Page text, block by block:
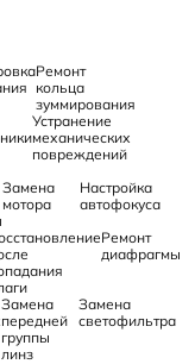
Ремонт
кольца
зуммирования
Устранение
механических
повреждений
Замена
мотора
Настройка
автофокуса
Ремонт
диафрагмы
Замена
передней
группы
линз
Замена
светофильтра